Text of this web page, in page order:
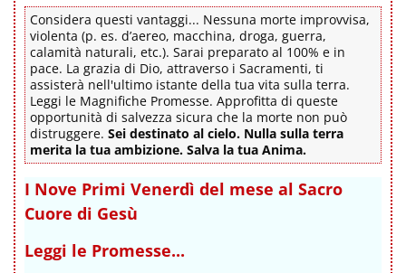
Considera questi vantaggi... Nessuna morte improvvisa,
violenta (p. es. d’aereo, macchina, droga, guerra,
calamità naturali, etc.). Sarai preparato al 100% e in
pace. La grazia di Dio, attraverso i Sacramenti, ti
assisterà nell'ultimo istante della tua vita sulla terra.
Leggi le Magnifiche Promesse. Approfitta di queste
opportunità di salvezza sicura che la morte non può
distruggere. Sei destinato al cielo. Nulla sulla terra
merita la tua ambizione. Salva la tua Anima.
I Nove Primi Venerdì del mese al Sacro
Cuore di Gesù
Leggi le Promesse...